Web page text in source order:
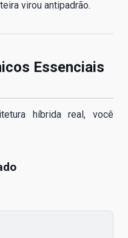
virou antipadrão.
Essenciais
híbrida real, você